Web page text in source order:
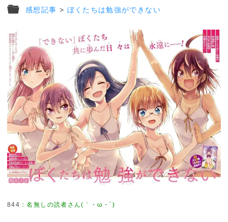
感想記事 > ぼくたちは勉強ができない
844 ：名無しの読者さん(｀・ω・´)